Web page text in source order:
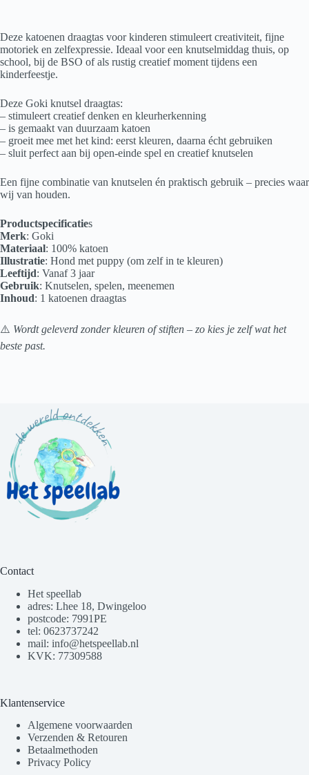
Deze katoenen draagtas voor kinderen stimuleert creativiteit, fijne
motoriek en zelfexpressie. Ideaal voor een knutselmiddag thuis, op
school, bij de BSO of als rustig creatief moment tijdens een
kinderfeestje.
Deze Goki knutsel draagtas:
– stimuleert creatief denken en kleurherkenning
– is gemaakt van duurzaam katoen
– groeit mee met het kind: eerst kleuren, daarna écht gebruiken
– sluit perfect aan bij open-einde spel en creatief knutselen
Een fijne combinatie van knutselen én praktisch gebruik – precies waar
wij van houden.
Productspecificaties
Merk: Goki
Materiaal: 100% katoen
Illustratie: Hond met puppy (om zelf in te kleuren)
Leeftijd: Vanaf 3 jaar
Gebruik: Knutselen, spelen, meenemen
Inhoud: 1 katoenen draagtas
⚠️ Wordt geleverd zonder kleuren of stiften – zo kies je zelf wat het
beste past.
Contact
Het speellab
adres: Lhee 18, Dwingeloo
postcode: 7991PE
tel: 0623737242
mail: info@hetspeellab.nl
KVK: 77309588
Klantenservice
Algemene voorwaarden
Verzenden & Retouren
Betaalmethoden
Privacy Policy